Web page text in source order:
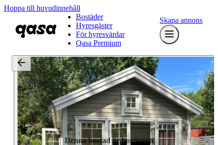
Hoppa till huvudinnehåll
Bostäder
Hyresgäster
För hyresvärdar
Qasa Premium
Skapa annons
Denna bostad är borttagen